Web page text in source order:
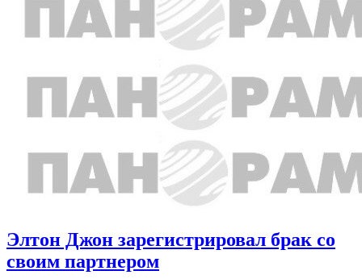
Элтон Джон зарегистрировал брак со
своим партнером